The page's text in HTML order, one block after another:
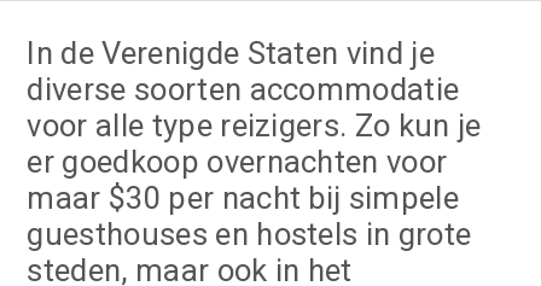
In de Verenigde Staten vind je
diverse soorten accommodatie
voor alle type reizigers. Zo kun je
er goedkoop overnachten voor
maar $30 per nacht bij simpele
guesthouses en hostels in grote
steden, maar ook in het